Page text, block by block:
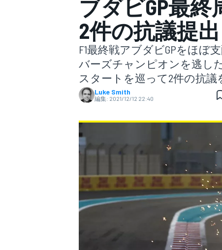
スーパーフォーミュラ
スーパーGT
ブダビGP最
2件の抗議提出
F1最終戦アブダビGPをほぼ
バーズチャンピオンを逃し
スタートを巡って2件の抗議
Luke Smith
編集: 2021/12/12 22:40